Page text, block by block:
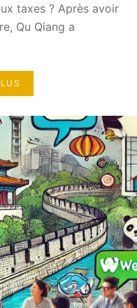
taxes ? Après avoir
Qu Qiang a